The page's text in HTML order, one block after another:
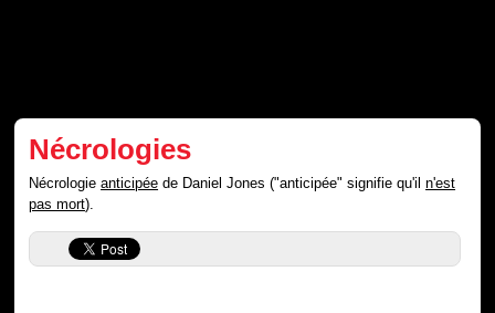
Nécrologies
Nécrologieanticipée de Daniel Jones ("anticipée" signifie qu'iln'est
pas mort).